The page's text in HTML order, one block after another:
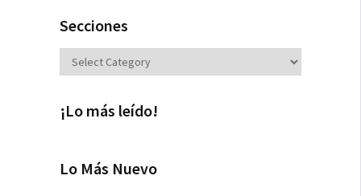
Secciones
Secciones
¡Lo más leído!
Lo Más Nuevo